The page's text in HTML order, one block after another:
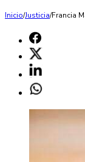
Inicio/Justicia/Francia